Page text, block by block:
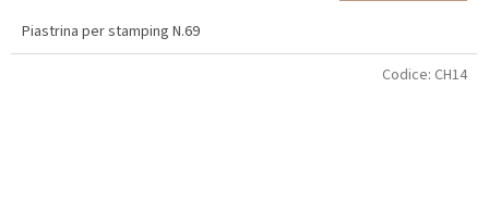
Piastrina per stamping N.69
Codice: CH14